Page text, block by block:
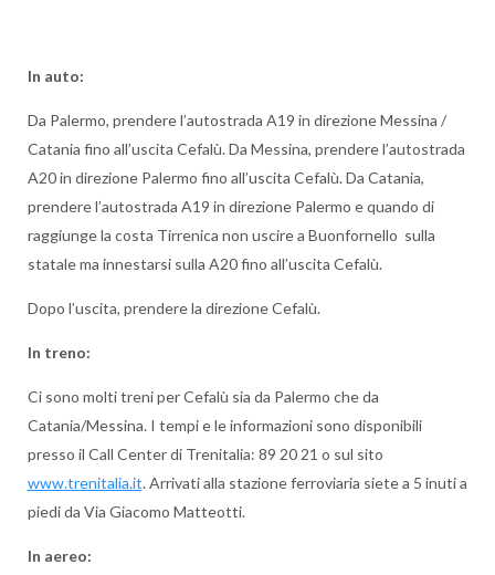
In auto:
Da Palermo, prendere l’autostrada A19 in direzione Messina /
Catania fino all’uscita Cefalù. Da Messina, prendere l’autostrada
A20 in direzione Palermo fino all’uscita Cefalù. Da Catania,
prendere l’autostrada A19 in direzione Palermo e quando di
raggiunge la costa Tirrenica non uscire a Buonfornello sulla
statale ma innestarsi sulla A20 fino all’uscita Cefalù.
Dopo l’uscita, prendere la direzione Cefalù.
In treno:
Ci sono molti treni per Cefalù sia da Palermo che da
Catania/Messina. I tempi e le informazioni sono disponibili
presso il Call Center di Trenitalia: 89 20 21 o sul sito
www.trenitalia.it. Arrivati alla stazione ferroviaria siete a 5 inuti a
piedi da Via Giacomo Matteotti.
In aereo: